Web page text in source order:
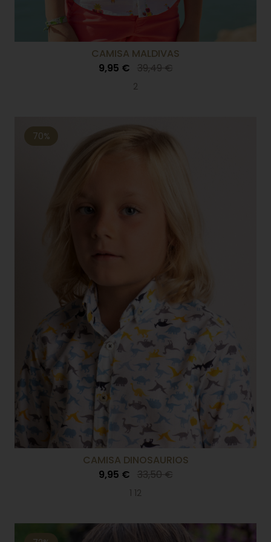
CAMISA MALDIVAS
9,95 € 39,49 €
2
70%
CAMISA DINOSAURIOS
9,95 € 33,50 €
1 12